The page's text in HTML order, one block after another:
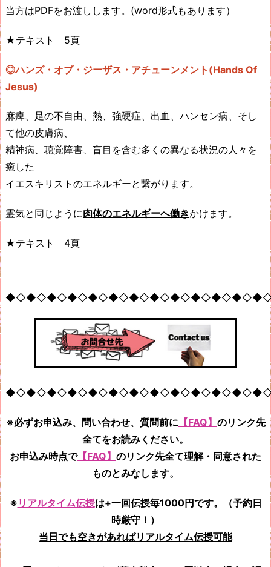
当方はPDFをお渡しします。(word形式もあります）
★テキスト 5頁
◎ハンズ・オブ・ジーザス・アチューンメント (Hands Of
Jesus)
麻痺、足の不自由、熱、強硬症、出血、ハンセン病、そし
て他の皮膚病、
精神病、聴覚障害、盲目を含む多くの異なる状況の人々を
癒した
イエスキリストのエネルギーと繋がります。
霊気と同じように肉体のエネルギーへ働きかけます。
★テキスト 4頁
※必ずお申込み、問い合わせ、質問前に 【FAQ】 のリンク先
全てをお読みください。
お申込み時点で【FAQ】 のリンク先全て理解・同意された
ものとみなします。
※ リアルタイム伝授は+一回伝授毎1000円です。（予約日
時厳守！）
当日でも空きがあればリアルタイム伝授可能